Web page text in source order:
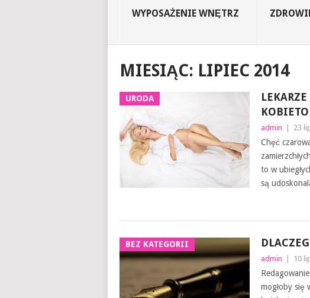
WYPOSAŻENIE WNĘTRZ
MIESIĄC: LIPIEC 2014
URODA
admin 23
Chęć
to w
są
BEZ KATEGORII
admin 10
mogłoby się